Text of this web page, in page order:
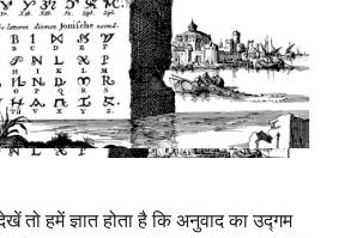
तो हमें ज्ञात होता है कि अनुवाद का उद्गम